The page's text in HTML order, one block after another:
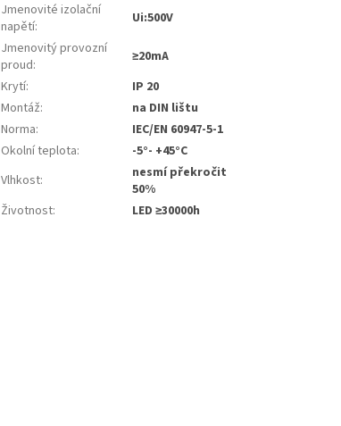
Jmenovité izolační
napětí:
Ui:500V
Jmenovitý provozní
proud:
≥20mA
Krytí:
IP 20
Montáž:
na DIN lištu
Norma:
IEC/EN 60947-5-1
Okolní teplota:
-5°- +45°C
Vlhkost:
nesmí překročit
50%
Životnost: LED ≥30000h